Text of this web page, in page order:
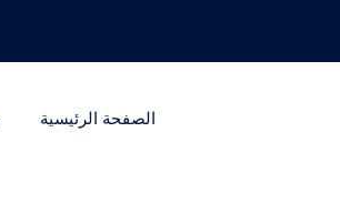
الصفحة الرئيسية